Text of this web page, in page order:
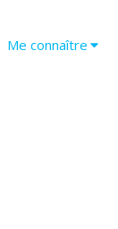
Me connaître